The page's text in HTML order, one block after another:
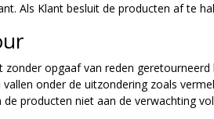
Als Klant besluit de producten af te
opgaaf van reden
onder de uitzondering zoals
producten niet aan de verwachting